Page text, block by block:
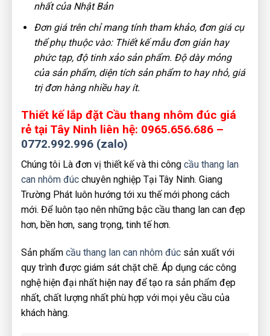
nhất của Nhật Bản
Đơn giá trên chỉ mang tính tham khảo, đơn giá cụ
thể phụ thuộc vào: Thiết kế mẫu đơn giản hay
phức tạp, độ tinh xảo sản phẩm. Độ dày mỏng
của sản phẩm, diện tích sản phẩm to hay nhỏ, giá
trị đơn hàng nhiều hay ít.
Thiết kế lắp đặt Cầu thang nhôm đúc giá
rẻ tại Tây Ninh liên hệ: 0965.656.686 –
0772.992.996 (zalo)
Chúng tôi Là đơn vị thiết kế và thi công cầu thang lan
can nhôm đúc chuyên nghiệp Tại Tây Ninh. Giang
Trường Phát luôn hướng tới xu thế mới phong cách
mới. Để luôn tạo nên những bậc cầu thang lan can đẹp
hơn, bền hơn, sang trọng, tinh tế hơn.
Sản phẩm cầu thang lan can nhôm đúc sản xuất với
quy trình được giám sát chặt chẽ. Áp dụng các công
nghệ hiện đại nhất hiện nay để tạo ra sản phẩm đẹp
nhất, chất lượng nhất phù hợp với mọi yêu cầu của
khách hàng.